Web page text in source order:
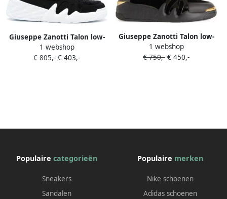
Giuseppe Zanotti Talon low-
top sneakers Zwart
1 webshop
€ 805,- € 403,-
Giuseppe Zanotti Talon low-
top sneakers Zwart
1 webshop
€ 750,- € 450,-
Populaire categorieën
Sneakers
Sandalen
Populaire merken
Nike schoenen
Adidas schoenen